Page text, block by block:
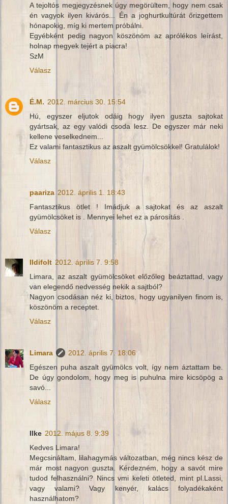
A tejoltós megjegyzésnek úgy megörültem, hogy nem csak
én vagyok ilyen kivárós... Én a joghurtkultúrát őrizgettem
hónapokig, míg ki mertem próbálni.
Egyébként pedig nagyon köszönöm az aprólékos leírást,
holnap megyek tejért a piacra!
SzM
Válasz
É.M. 2012. március 30. 15:54
Hú, egyszer eljutok odáig hogy ilyen guszta sajtokat
gyártsak, az egy valódi csoda lesz. De egyszer már neki
kellene veselkednem...
Ez valami fantasztikus az aszalt gyümölcsökkel! Gratulálok!
Válasz
paariza 2012. április 1. 18:43
Fantasztikus ötlet ! Imádjuk a sajtokat és az aszalt
gyümölcsöket is . Mennyei lehet ez a párosítás .
Válasz
Ildifolt 2012. április 7. 9:58
Limara, az aszalt gyümölcsöket előzőleg beáztattad, vagy
van elegendő nedvesség nekik a sajtból?
Nagyon csodásan néz ki, biztos, hogy ugyanilyen finom is,
köszönöm a receptet.
Válasz
Limara
2012. április 7. 18:06
Egészen puha aszalt gyümölcs volt, így nem áztattam be.
De úgy gondolom, hogy meg is puhulna mire kicsöpög a
savó...
Válasz
Ilke 2012. május 8. 9:39
Kedves Limara!
Megcsináltam, lilahagymás változatban, még nincs kész de
már most nagyon guszta. Kérdezném, hogy a savót mire
tudod felhasználni? Nincs vmi keleti ötleted, mint pl.Lassi,
vagy valami? Vagy kenyér, kalács folyadékaként
használhatom?